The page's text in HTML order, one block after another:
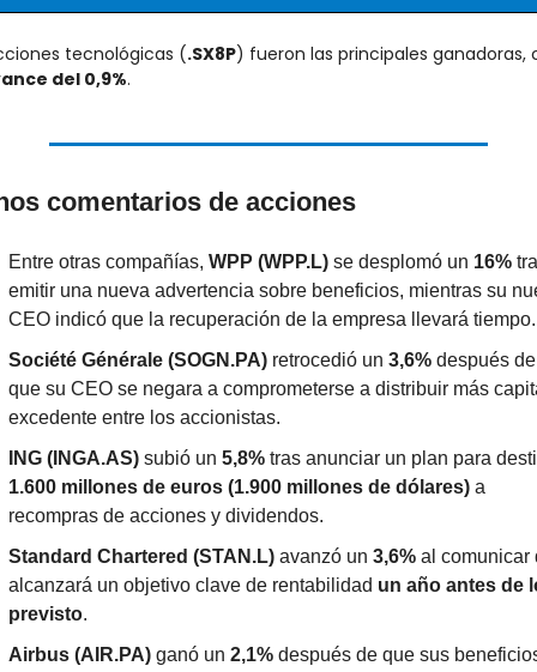
tecnológicas (.SX8P) fueron las principales ganadoras,
del 0,9%.
comentarios de acciones
Entre otras compañías, WPP (WPP.L) se desplomó un 16%
emitir una nueva advertencia sobre beneficios, mientras su
CEO indicó que la recuperación de la empresa llevará tiempo.
Société Générale (SOGN.PA) retrocedió un 3,6% después de
que su CEO se negara a comprometerse a distribuir más
excedente entre los accionistas.
ING (INGA.AS) subió un 5,8%
1.600 millones de euros (1.900 millones de dólares) a
recompras de acciones y dividendos.
Standard Chartered (STAN.L) avanzó un 3,6% al comunicar
alcanzará un objetivo clave de rentabilidad un año antes de
previsto.
Airbus (AIR.PA) ganó un 2,1% después de que sus